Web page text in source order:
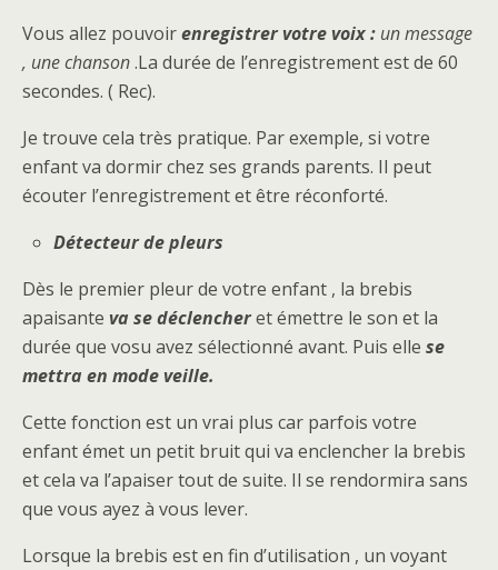
Vous allez pouvoirenregistrer votre voix : un message
, une chanson.La durée de l’enregistrement est de 60
secondes. ( Rec).
Je trouve cela très pratique. Par exemple, si votre
enfant va dormir chez ses grands parents. Il peut
écouter l’enregistrement et être réconforté.
Détecteur de pleurs
Dès le premier pleur de votre enfant , la brebis
apaisante va se déclencheret émettre le son et la
durée que vosu avez sélectionné avant. Puis elle se
mettra en mode veille.
Cette fonction est un vrai plus car parfois votre
enfant émet un petit bruit qui va enclencher la brebis
et cela va l’apaiser tout de suite. Il se rendormira sans
que vous ayez à vous lever.
Lorsque la brebis est en fin d’utilisation , un voyant